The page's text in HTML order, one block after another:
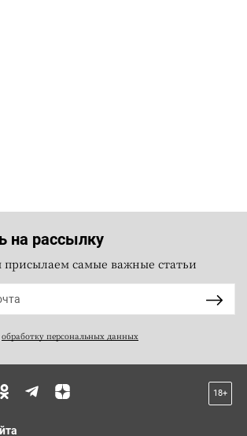
на рассылку
самые важные статьи
обработку персональных данных
18+